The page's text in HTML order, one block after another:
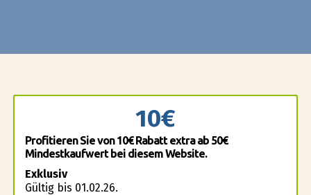
10€
Profitieren Sie von 10€ Rabatt extra ab 50€
Mindestkaufwert bei diesem Website.
Exklusiv
Gültig bis 01.02.26.